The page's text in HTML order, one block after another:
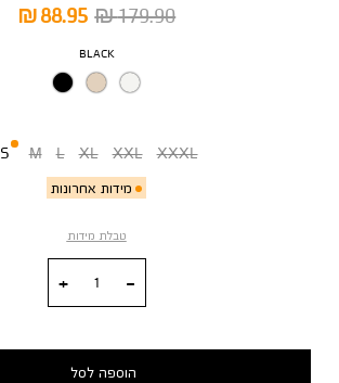
מחיר
מוצר
88.95 ₪
מחיר
179.90 ₪
צבע
BLACK
S
מידות אחרונות
M L XL XXL XXXL
טבלת מידות
הוספה לסל